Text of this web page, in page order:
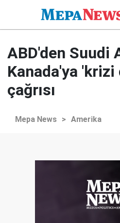
ABD'den Suudi
Kanada'ya 'krizi
çağrısı
Mepa News > Amerika